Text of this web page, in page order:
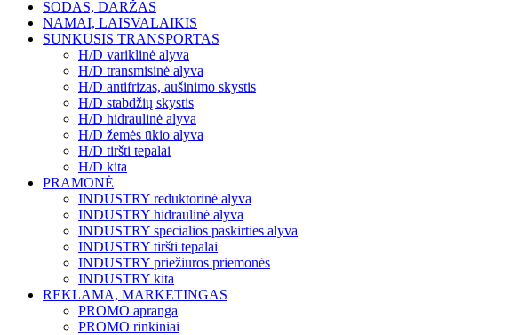
SODAS, DARŽAS
NAMAI, LAISVALAIKIS
SUNKUSIS TRANSPORTAS
H/D variklinė alyva
H/D transmisinė alyva
H/D antifrizas, aušinimo skystis
H/D stabdžių skystis
H/D hidraulinė alyva
H/D žemės ūkio alyva
H/D tiršti tepalai
H/D kita
PRAMONĖ
INDUSTRY reduktorinė alyva
INDUSTRY hidraulinė alyva
INDUSTRY specialios paskirties alyva
INDUSTRY tiršti tepalai
INDUSTRY priežiūros priemonės
INDUSTRY kita
REKLAMA, MARKETINGAS
PROMO apranga
PROMO rinkiniai